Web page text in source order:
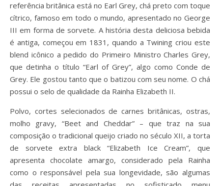
referência britânica está no Earl Grey, chá preto com toque
cítrico, famoso em todo o mundo, apresentado no George
III em forma de sorvete. A história desta deliciosa bebida
é antiga, começou em 1831, quando a Twining criou este
blend icônico a pedido do Primeiro Ministro Charles Grey,
que detinha o título “Earl of Grey”, algo como Conde de
Grey. Ele gostou tanto que o batizou com seu nome. O chá
possui o selo de qualidade da Rainha Elizabeth II.
Polvo, cortes selecionados de carnes britânicas, ostras,
molho gravy, “Beet and Cheddar” – que traz na sua
composição o tradicional queijo criado no século XII, a torta
de sorvete extra black “Elizabeth Ice Cream”, que
apresenta chocolate amargo, considerado pela Rainha
como o responsável pela sua longevidade, são algumas